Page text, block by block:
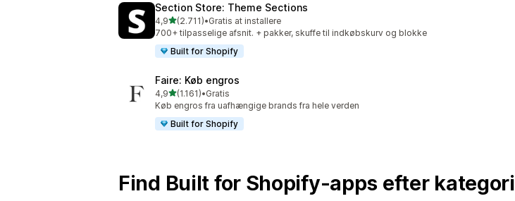
Section Store: Theme Sections
4,9ud af 5 stjerner
(2.711)
2711 anmeldelser i alt
•Gratis at installere
700+ tilpasselige afsnit. + pakker, skuffe til indkøbskurv og blokke
Built for Shopify
Faire: Køb engros
4,9ud af 5 stjerner
(1.161)
1161 anmeldelser i alt
•Gratis
Køb engros fra uafhængige brands fra hele verden
Built for Shopify
Find Built for Shopify-apps efter kategori